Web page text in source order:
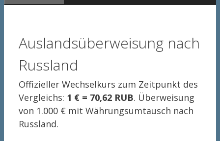
Auslandsüberweisung nach
Russland
Offizieller Wechselkurs zum Zeitpunkt des
Vergleichs: 1 € = 70,62 RUB. Überweisung
von 1.000 € mit Währungsumtausch nach
Russland.